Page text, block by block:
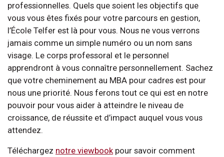
professionnelles. Quels que soient les objectifs que
vous vous êtes fixés pour votre parcours en gestion,
l’École Telfer est là pour vous. Nous ne vous verrons
jamais comme un simple numéro ou un nom sans
visage. Le corps professoral et le personnel
apprendront à vous connaître personnellement. Sachez
que votre cheminement au MBA pour cadres est pour
nous une priorité. Nous ferons tout ce qui est en notre
pouvoir pour vous aider à atteindre le niveau de
croissance, de réussite et d’impact auquel vous vous
attendez.
Téléchargez notre viewbook pour savoir comment